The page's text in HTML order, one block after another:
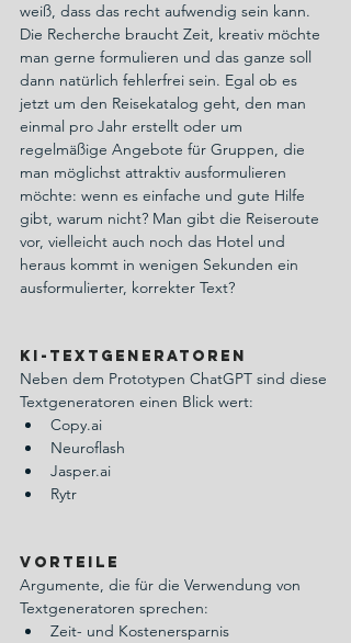
weiß, dass das recht aufwendig sein kann.
Die Recherche braucht Zeit, kreativ möchte
man gerne formulieren und das ganze soll
dann natürlich fehlerfrei sein. Egal ob es
jetzt um den Reisekatalog geht, den man
einmal pro Jahr erstellt oder um
regelmäßige Angebote für Gruppen, die
man möglichst attraktiv ausformulieren
möchte: wenn es einfache und gute Hilfe
gibt, warum nicht? Man gibt die Reiseroute
vor, vielleicht auch noch das Hotel und
heraus kommt in wenigen Sekunden ein
ausformulierter, korrekter Text?
KI-Textgeneratoren
Neben dem Prototypen ChatGPT sind diese
Textgeneratoren einen Blick wert:
Copy.ai
Neuroflash
Jasper.ai
Rytr
Vorteile
Argumente, die für die Verwendung von
Textgeneratoren sprechen:
Zeit- und Kostenersparnis